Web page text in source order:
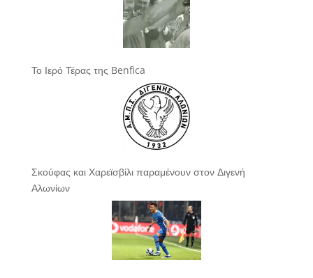
Το Ιερό Τέρας της Benfica
Σκούφας και Χαρεϊσβίλι παραμένουν στον Διγενή
Αλωνίων